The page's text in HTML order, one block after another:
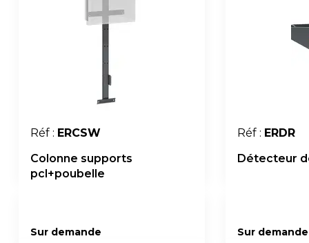
Réf : ERCSW
Colonne supports
pcl+poubelle
Sur demande
Réf : ERDR
Détecteur
Sur demande